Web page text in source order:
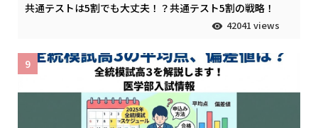
共通テストは5割でも大丈夫！？共通テスト5割の戦略！
42041 views
9